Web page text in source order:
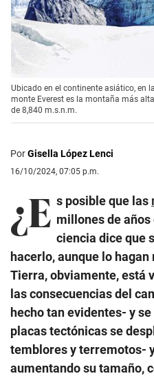
Ubicado en el continente asiático, en
monte Everest es la montaña más
de 8,840 m.s.n.m.
PorGisella López Lenci
16/10/2024, 07:05 p.m.
¿E s posible que las
millones de
ciencia dice que
hacerlo, aunque lo
Tierra, obviamente, está
las consecuencias del
hecho tan evidentes- y
placas tectónicas se
temblores y terremotos-
aumentando su tamaño,